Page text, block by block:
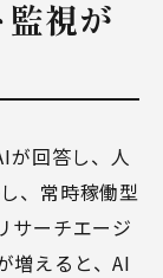
視が
が回答し、人
、常時稼働型
サーチエージ
増えると、AI